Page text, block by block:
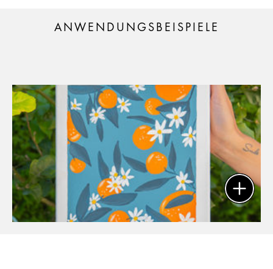
ANWENDUNGSBEISPIELE